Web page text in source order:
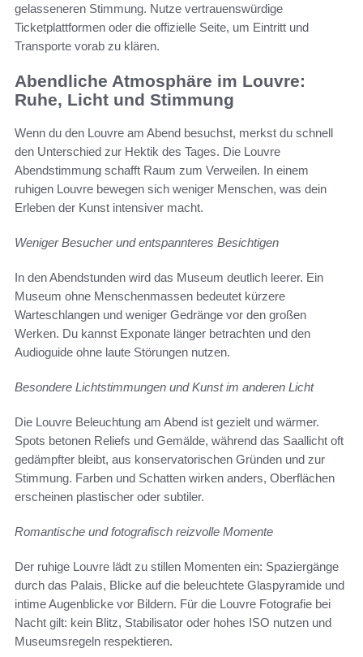
gelasseneren Stimmung. Nutze vertrauenswürdige
Ticketplattformen oder die offizielle Seite, um Eintritt und
Transporte vorab zu klären.
Abendliche Atmosphäre im Louvre:
Ruhe, Licht und Stimmung
Wenn du den Louvre am Abend besuchst, merkst du schnell
den Unterschied zur Hektik des Tages. Die Louvre
Abendstimmung schafft Raum zum Verweilen. In einem
ruhigen Louvre bewegen sich weniger Menschen, was dein
Erleben der Kunst intensiver macht.
Weniger Besucher und entspannteres Besichtigen
In den Abendstunden wird das Museum deutlich leerer. Ein
Museum ohne Menschenmassen bedeutet kürzere
Warteschlangen und weniger Gedränge vor den großen
Werken. Du kannst Exponate länger betrachten und den
Audioguide ohne laute Störungen nutzen.
Besondere Lichtstimmungen und Kunst im anderen Licht
Die Louvre Beleuchtung am Abend ist gezielt und wärmer.
Spots betonen Reliefs und Gemälde, während das Saallicht oft
gedämpfter bleibt, aus konservatorischen Gründen und zur
Stimmung. Farben und Schatten wirken anders, Oberflächen
erscheinen plastischer oder subtiler.
Romantische und fotografisch reizvolle Momente
Der ruhige Louvre lädt zu stillen Momenten ein: Spaziergänge
durch das Palais, Blicke auf die beleuchtete Glaspyramide und
intime Augenblicke vor Bildern. Für die Louvre Fotografie bei
Nacht gilt: kein Blitz, Stabilisator oder hohes ISO nutzen und
Museumsregeln respektieren.